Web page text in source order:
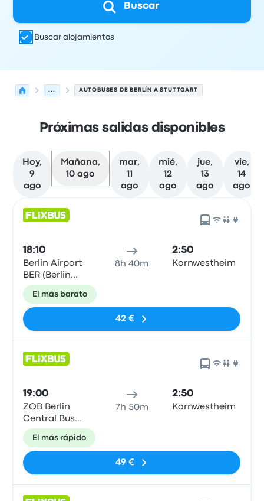
Buscar
Buscar alojamientos
... AUTOBUSES DE BERLÍN A STUTTGART
Próximas salidas disponibles
Hoy,
9
ago
Mañana,
10 ago
mar,
11
ago
mié,
12
ago
jue,
13
ago
vie,
14
ago
18:10
Berlin Airport
BER (Berlin
Brandenburg),Terminal
1/2,
8h 40m
2:50
Kornwestheim
El más barato
42 €
19:00
ZOB Berlin
Central Bus
Station
7h 50m
2:50
Kornwestheim
El más rápido
49 €